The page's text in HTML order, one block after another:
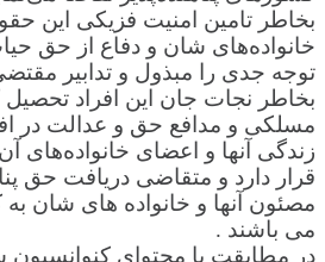
بخاطر تامین امنیت فزیکی این
خانواده‌های شان و دفاع از حق
توجه جدی را مبذول و تدابیر
بخاطر نجات جان این افراد تحصیل
مسلکی و مدافع حق و عدالت در
زندگی آنها و اعضای خانواده‌های
قرار دارد و متقاضی دریافت حق
مصئون آنها و خانواده های شان
می باشند .